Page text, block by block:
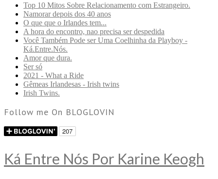
Top 10 Mitos Sobre Relacionamento com Estrangeiro.
Namorar depois dos 40 anos
O que que o Irlandes tem...
A hora do encontro, nao precisa ser despedida
Você Também Pode ser Uma Coelhinha da Playboy -
Ká.Entre.Nós.
Amor que dura.
Ser só
2021 - What a Ride
Gêmeas Irlandesas - Irish twins
Irish Twins.
Follow me On BLOGLOVIN
Ká Entre Nós Por Karine Keogh